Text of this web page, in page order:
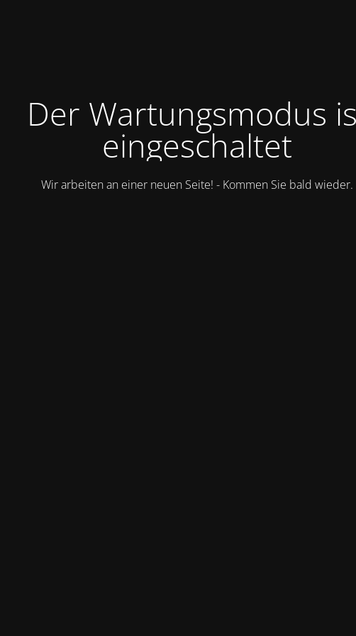
Der Wartungsmodus
eingeschaltet
Wir arbeiten an einer neuen Seite! - Kommen Sie bald wieder.